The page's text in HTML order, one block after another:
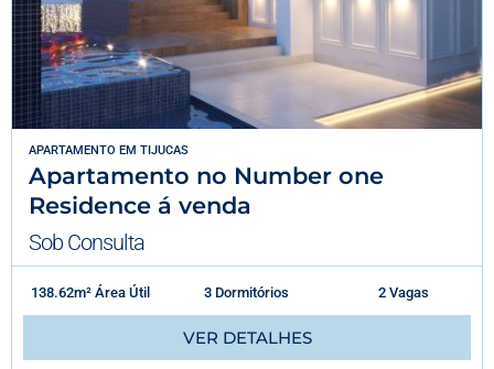
APARTAMENTO EM TIJUCAS
Apartamento no Number one
Residence á venda
Sob Consulta
138.62m² Área Útil 3 Dormitórios 2 Vagas
VER DETALHES